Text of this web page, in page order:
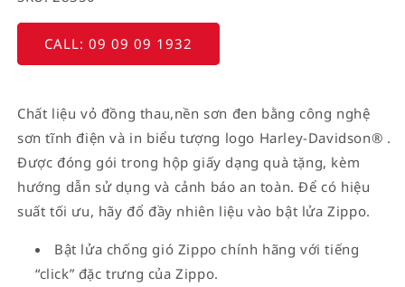
CALL: 09 09 09 1932
Chất liệu vỏ đồng thau,nền sơn đen bằng công nghệ
sơn tĩnh điện và in biểu tượng logo Harley-Davidson® .
Được đóng gói trong hộp giấy dạng quà tặng, kèm
hướng dẫn sử dụng và cảnh báo an toàn. Để có hiệu
suất tối ưu, hãy đổ đầy nhiên liệu vào bật lửa Zippo.
Bật lửa chống gió Zippo chính hãng với tiếng
“click” đặc trưng của Zippo.